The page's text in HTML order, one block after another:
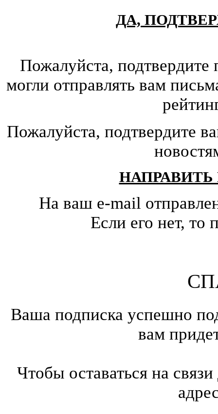
ДА,
Пожалуйста,
могли отправлять вам
Пожалуйста, подтвердите
На ваш e-mail
Если его нет,
Ваша подписка успешно
вам
Чтобы оставаться на